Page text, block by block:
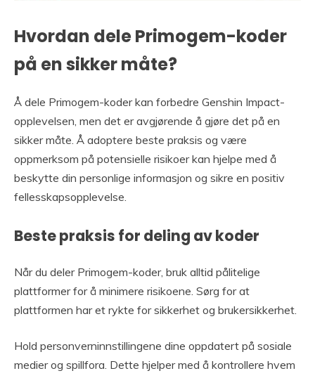
Hvordan dele Primogem-koder
på en sikker måte?
Å dele Primogem-koder kan forbedre Genshin Impact-
opplevelsen, men det er avgjørende å gjøre det på en
sikker måte. Å adoptere beste praksis og være
oppmerksom på potensielle risikoer kan hjelpe med å
beskytte din personlige informasjon og sikre en positiv
fellesskapsopplevelse.
Beste praksis for deling av koder
Når du deler Primogem-koder, bruk alltid pålitelige
plattformer for å minimere risikoene. Sørg for at
plattformen har et rykte for sikkerhet og brukersikkerhet.
Hold personverninnstillingene dine oppdatert på sosiale
medier og spillfora. Dette hjelper med å kontrollere hvem